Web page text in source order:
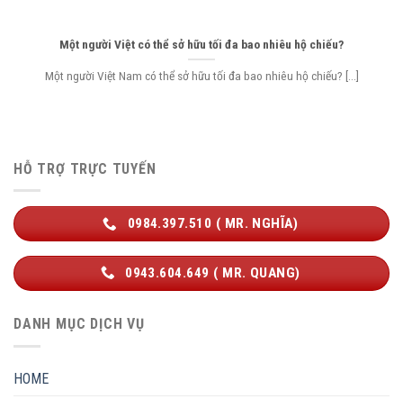
Một người Việt có thể sở hữu tối đa bao nhiêu hộ chiếu?
Một người Việt Nam có thể sở hữu tối đa bao nhiêu hộ chiếu? [...]
HỖ TRỢ TRỰC TUYẾN
0984.397.510 ( MR. NGHĨA)
0943.604.649 ( MR. QUANG)
DANH MỤC DỊCH VỤ
HOME